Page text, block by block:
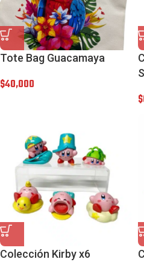
Tote Bag Guacamaya
$40,000
$
Colección Kirby x6